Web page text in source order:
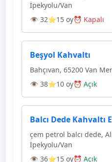
İpekyolu/Van
👁 32⭐15 oy⏰ Kapalı
Beşyol Kahvaltı
Bahçıvan, 65200 Van
👁 38⭐10 oy⏰ Açık
Balcı Dede Kahvaltı
çem petrol balcı dede,
İpekyolu/Van
👁 36⭐15 oy⏰ Açık